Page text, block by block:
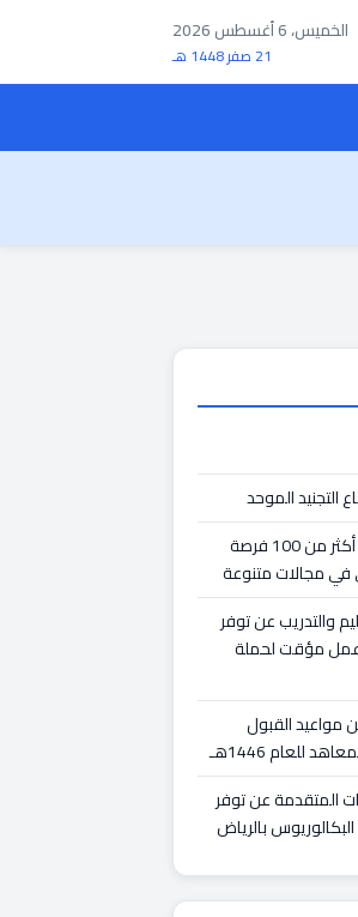
الخميس، 6 أغسطس 2026
21 صفر 1448 هـ
التجنيد الموحد
أكاديمية طويق تعلن أكثر من 100 فرصة
في مجالات متنوعة
والتدريب عن توفر
مؤقت لحملة
مواعيد القبول
للعام 1446هـ
المتقدمة عن توفر
بالرياض